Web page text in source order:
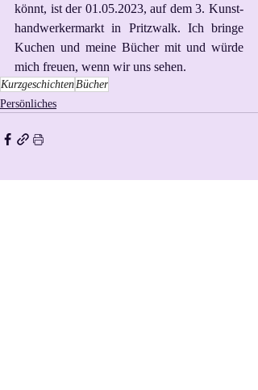
könnt, ist der 01.05.2023, auf dem 3. Kunst-
handwerkermarkt in Pritzwalk. Ich bringe
Kuchen und meine Bücher mit und würde
mich freuen, wenn wir uns sehen.
Kurzgeschichten Bücher
Persönliches